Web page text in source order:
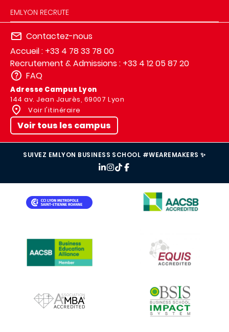
EMLYON RECRUTE
Contactez-nous
Accueil : +33 4 78 33 78 00
Recrutement & Admissions : +33 4 12 05 87 20
FAQ
Adresse Campus Lyon
144 av. Jean Jaurès, 69007 Lyon
Voir l'itinéraire
Voir tous les campus
SUIVEZ EMLYON BUSINESS SCHOOL #WEAREMAKERS ✨
IMAGE
IMAGE
IMAGE